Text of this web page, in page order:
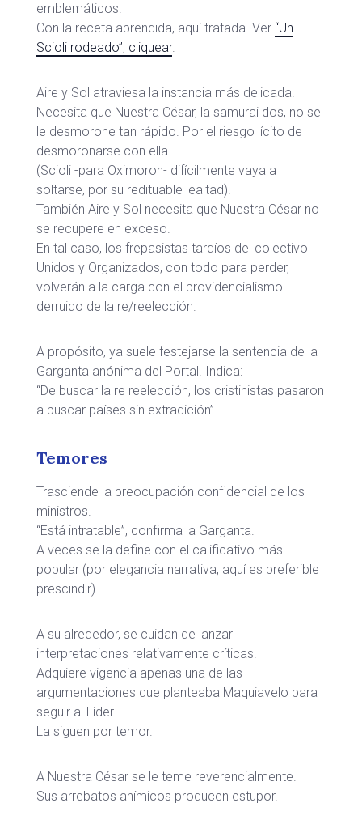
emblemáticos.
Con la receta aprendida, aquí tratada. Ver “Un
Scioli rodeado”, cliquear.
Aire y Sol atraviesa la instancia más delicada.
Necesita que Nuestra César, la samurai dos, no se
le desmorone tan rápido. Por el riesgo lícito de
desmoronarse con ella.
(Scioli -para Oximoron- difícilmente vaya a
soltarse, por su redituable lealtad).
También Aire y Sol necesita que Nuestra César no
se recupere en exceso.
En tal caso, los frepasistas tardíos del colectivo
Unidos y Organizados, con todo para perder,
volverán a la carga con el providencialismo
derruido de la re/reelección.
A propósito, ya suele festejarse la sentencia de la
Garganta anónima del Portal. Indica:
“De buscar la re reelección, los cristinistas pasaron
a buscar países sin extradición”.
Temores
Trasciende la preocupación confidencial de los
ministros.
“Está intratable”, confirma la Garganta.
A veces se la define con el calificativo más
popular (por elegancia narrativa, aquí es preferible
prescindir).
A su alrededor, se cuidan de lanzar
interpretaciones relativamente críticas.
Adquiere vigencia apenas una de las
argumentaciones que planteaba Maquiavelo para
seguir al Líder.
La siguen por temor.
A Nuestra César se le teme reverencialmente.
Sus arrebatos anímicos producen estupor.